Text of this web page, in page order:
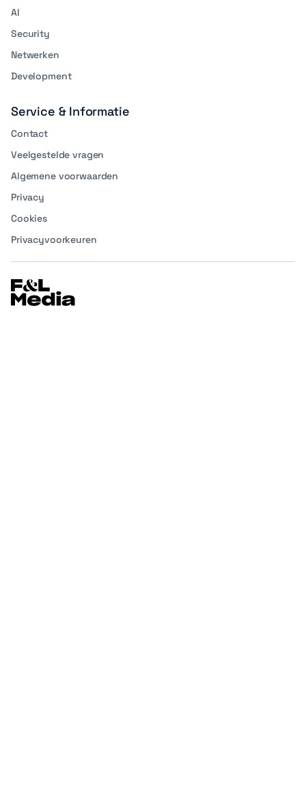
AI
Security
Netwerken
Development
Service & Informatie
Contact
Veelgestelde vragen
Algemene voorwaarden
Privacy
Cookies
Privacyvoorkeuren